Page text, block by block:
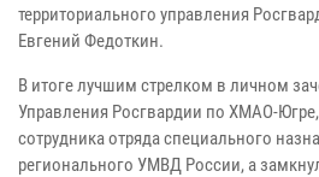
территориального управления
Евгений Федоткин.
В итоге лучшим стрелком в личном
Управления Росгвардии по ХМАО-Югре,
сотрудника отряда специального
регионального УМВД России, а